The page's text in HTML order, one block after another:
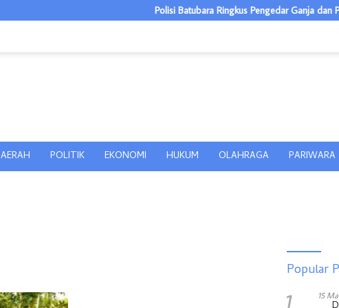
Polisi Batubara Ringkus Pengedar Ganja dan
POLITIK EKONOMI HUKUM OLAHRAGA PARIWARA
Popular
15